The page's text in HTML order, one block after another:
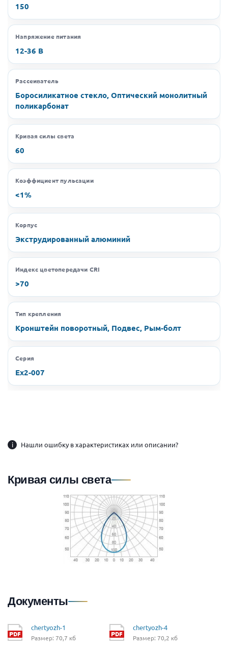
150
Напряжение питания
12-36 В
Рассеиватель
Боросиликатное стекло, Оптический монолитный
поликарбонат
Кривая силы света
60
Коэффициент пульсации
<1%
Корпус
Экструдированный алюминий
Индекс цветопередачи CRI
>70
Тип крепления
Кронштейн поворотный, Подвес, Рым-болт
Серия
Ex2-007
i Нашли ошибку в характеристиках или описании?
Кривая силы света
Документы
chertyozh-1
Размер: 70,7 кб
chertyozh-4
Размер: 70,2 кб